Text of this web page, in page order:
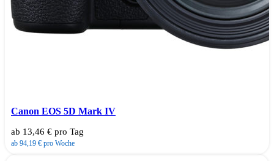
Canon EOS 5D Mark IV
ab 13,46 € pro Tag
ab 94,19 € pro Woche